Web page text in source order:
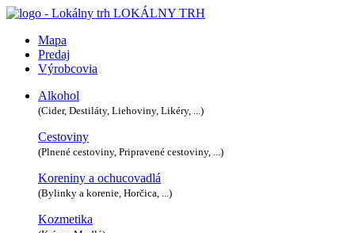
LOKÁLNY TRH
Mapa
Predaj
Výrobcovia
Alkohol
(Cider, Destiláty, Liehoviny, Likéry, ...)
Cestoviny
(Plnené cestoviny, Pripravené cestoviny, ...)
Koreniny a ochucovadlá
(Bylinky a korenie, Horčica, ...)
Kozmetika